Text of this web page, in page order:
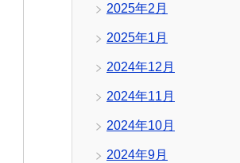
2025年2月
2025年1月
2024年12月
2024年11月
2024年10月
2024年9月